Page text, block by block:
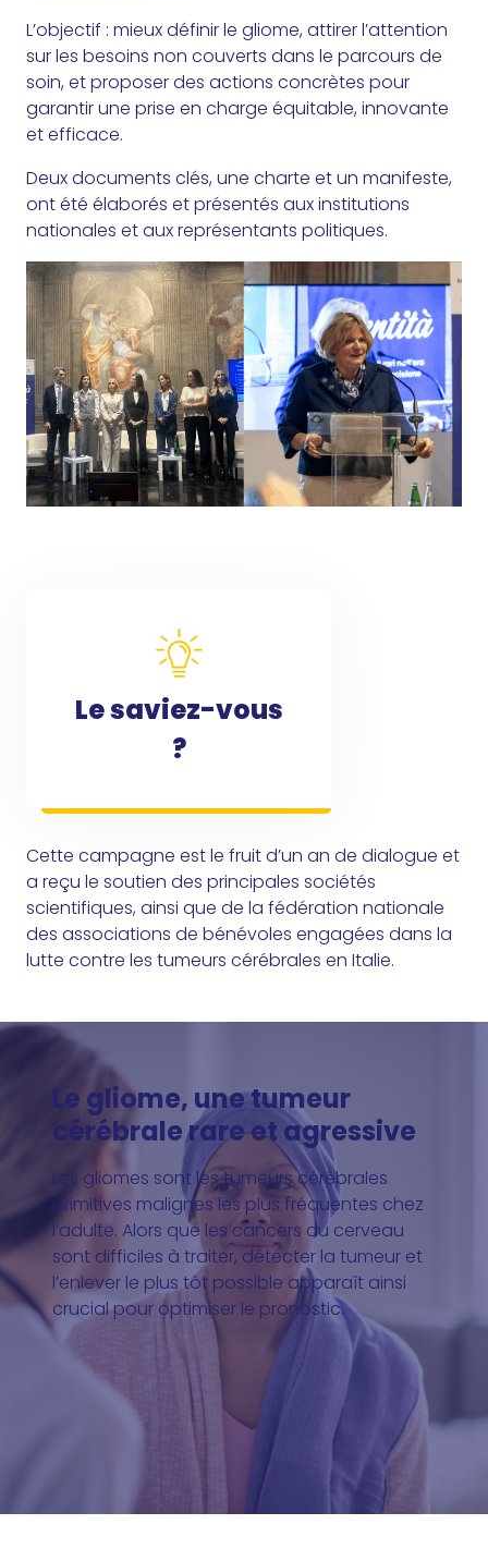
L’objectif : mieux définir le gliome, attirer l’attention
sur les besoins non couverts dans le parcours de
soin, et proposer des actions concrètes pour
garantir une prise en charge équitable, innovante
et efficace.
Deux documents clés, une charte et un manifeste,
ont été élaborés et présentés aux institutions
nationales et aux représentants politiques.
Le saviez-vous
?
Cette campagne est le fruit d’un an de dialogue et
a reçu le soutien des principales sociétés
scientifiques, ainsi que de la fédération nationale
des associations de bénévoles engagées dans la
lutte contre les tumeurs cérébrales en Italie.
Le gliome, une tumeur
cérébrale rare et agressive
Les gliomes sont les tumeurs cérébrales
primitives malignes les plus fréquentes chez
l’adulte. Alors que les cancers du cerveau
sont difficiles à traiter, détecter la tumeur et
l’enlever le plus tôt possible apparaît ainsi
crucial pour optimiser le pronostic.
En savoir plus : lire notre décryptage